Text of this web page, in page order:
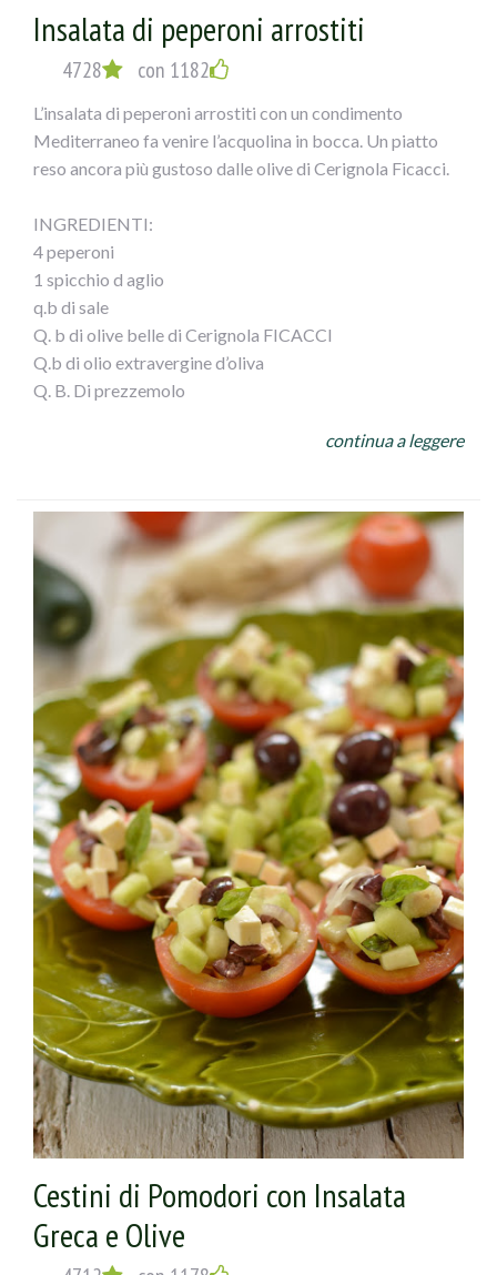
Insalata di peperoni arrostiti
4728 con 1182
L’insalata di peperoni arrostiti con un condimento
Mediterraneo fa venire l’acquolina in bocca. Un piatto
reso ancora più gustoso dalle olive di Cerignola Ficacci.
INGREDIENTI:
4 peperoni
1 spicchio d aglio
q.b di sale
Q. b di olive belle di Cerignola FICACCI
Q.b di olio extravergine d’oliva
Q. B. Di prezzemolo
preso due gialli e due rossi appena pronti li richiudiamo in
un contenitore per un oretta così facilitiamo la pulizia
della pelle bruciata. Tagliamo a listarelle i peperoni e
iniziamo a condirli con olio Evo, sale, prezzemolo, aglio
limone se preferite, e delle buonissime olive di Cerignola
io avevo anche delle taggiasche e le ho aggiunte
all”insalata di peperoni arrostiti. Un piatto semplice ma
gustoso.
continua a leggere
Cestini di Pomodori con Insalata
Greca e Olive